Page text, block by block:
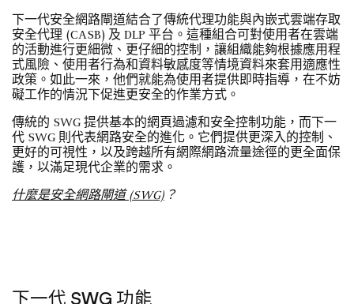
下一代安全網路閘道結合了傳統代理功能與內嵌式雲端存取
安全代理 (CASB) 及 DLP 平台。這種組合可對使用者在雲端
的活動進行更細微、更仔細的控制，讓組織能夠根據應用程
式風險、使用者行為和資料敏感度等情境資料來套用適應性
政策。如此一來，他們就能為使用者提供即時指導，在不妨
礙工作的情況下促進更安全的作業方式。
傳統的 SWG 提供基本的網頁過濾和安全控制功能，而下一
代 SWG 則代表網路安全的進化。它們提供更深入的控制、
更好的可視性，以及跨越所有網際網路流量途徑的更全面保
護，以滿足現代企業的需求。
什麼是安全網路閘道 (SWG) ？
下一代 SWG 功能